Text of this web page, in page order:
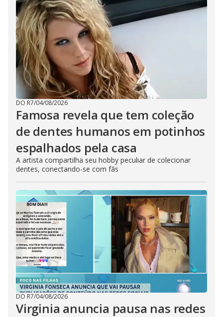
DO R7/04/08/2026
Famosa revela que tem coleção
de dentes humanos em potinhos
espalhados pela casa
A artista compartilha seu hobby peculiar de colecionar
dentes, conectando-se com fãs
DO R7/04/08/2026
Virginia anuncia pausa nas redes